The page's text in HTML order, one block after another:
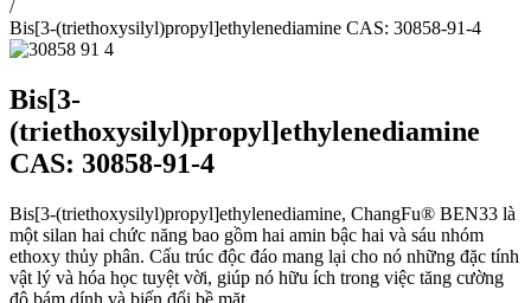
/
Bis[3-(triethoxysilyl)propyl]ethylenediamine CAS: 30858-91-4
Bis[3-
(triethoxysilyl)propyl]ethylenediamine
CAS: 30858-91-4
Bis[3-(triethoxysilyl)propyl]ethylenediamine, ChangFu® BEN33 là
một silan hai chức năng bao gồm hai amin bậc hai và sáu nhóm
ethoxy thủy phân. Cấu trúc độc đáo mang lại cho nó những đặc tính
vật lý và hóa học tuyệt vời, giúp nó hữu ích trong việc tăng cường
độ bám dính và biến đổi bề mặt.